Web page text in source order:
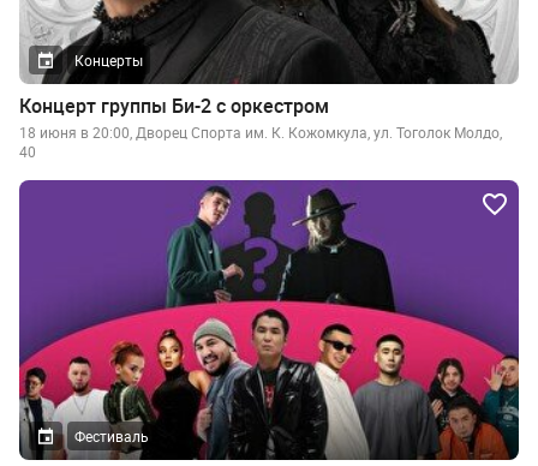
Концерты
Концерт группы Би-2 с оркестром
18 июня в 20:00, Дворец Спорта им. К. Кожомкула, ул. Тоголок Молдо,
40
Фестиваль